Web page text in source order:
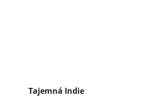
Tajemná Indie